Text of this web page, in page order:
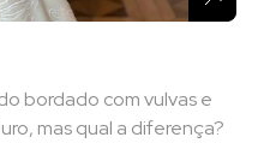
bordado com vulvas e
mas qual a diferença?